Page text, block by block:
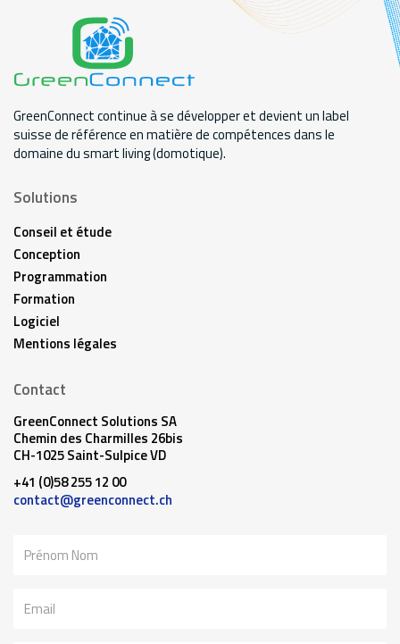
GreenConnect continue à se développer et devient un label
suisse de référence en matière de compétences dans le
domaine du smart living (domotique).
Solutions
Conseil et étude
Conception
Programmation
Formation
Logiciel
Mentions légales
Contact
GreenConnect Solutions SA
Chemin des Charmilles 26bis
CH-1025 Saint-Sulpice VD
+41 (0)58 255 12 00
contact@greenconnect.ch